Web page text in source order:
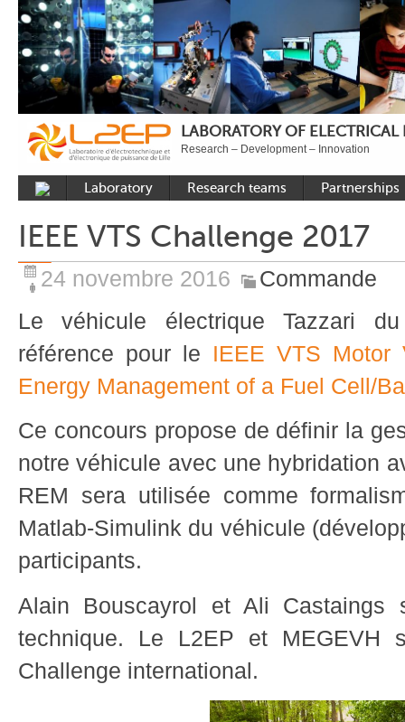
LABORATORY OF
Research – Development – Innovation
Laboratory
Developments
Plateformes
Recruitment
Publications
Carbon Care
Research teams
Power Electronics
Numerical Tools and
Methods
Power System
Partnerships
International
Industrial
IEEE VTS Challenge 2017
24 novembre 2016
Commande
Le véhicule électrique Tazzari
référence pour le IEEE VTS Motor
Energy Management of a Fuel Cell/
Ce concours propose de définir la
notre véhicule avec une hybridation
REM sera utilisée comme
Matlab-Simulink du véhicule
participants.
Alain Bouscayrol et Ali Castaings
technique. Le L2EP et MEGEVH
Challenge international.